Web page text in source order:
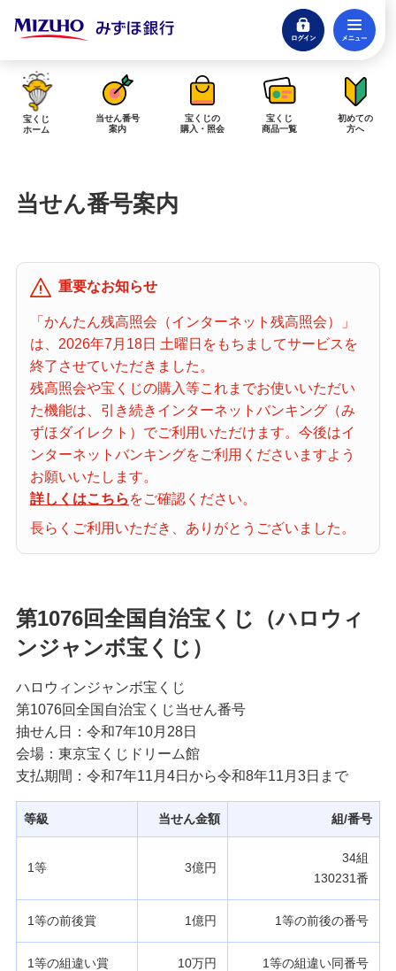
ログイン
閉じる
みずほダイレクトログイン
当せん金の受取方法について
購入した宝くじの確認方法について
「代金が引き落としされない」「購入明細に表示されない」にお答えしま
す。
宝くじホーム
当せん番号案内
宝くじの購入・照会
宝くじ商品一覧
初めての方へ
みずほATM宝くじサービス
発売スケジュール
みずほ銀行について
宝くじ
ホーム
当せん番号
案内
宝くじの
購入・照会
宝くじ
商品一覧
初めての
方へ
当せん番号案内
重要なお知らせ
「かんたん残高照会（インターネット残高照会）」
は、2026年7月18日 土曜日をもちましてサービスを
終了させていただきました。
残高照会や宝くじの購入等これまでお使いいただい
た機能は、引き続きインターネットバンキング（み
ずほダイレクト）でご利用いただけます。今後はイ
ンターネットバンキングをご利用くださいますよう
お願いいたします。
詳しくはこちら をご確認ください。
長らくご利用いただき、ありがとうございました。
第1076回全国自治宝くじ（ハロウィ
ンジャンボ宝くじ）
ハロウィンジャンボ宝くじ
第1076回全国自治宝くじ当せん番号
抽せん日：令和7年10月28日
会場：東京宝くじドリーム館
支払期間：令和7年11月4日から令和8年11月3日まで
等級 当せん金額 組/番号
1等 3億円
34組
130231番
1等の前後賞 1億円 1等の前後の番号
1等の組違い賞 10万円 1等の組違い同番号